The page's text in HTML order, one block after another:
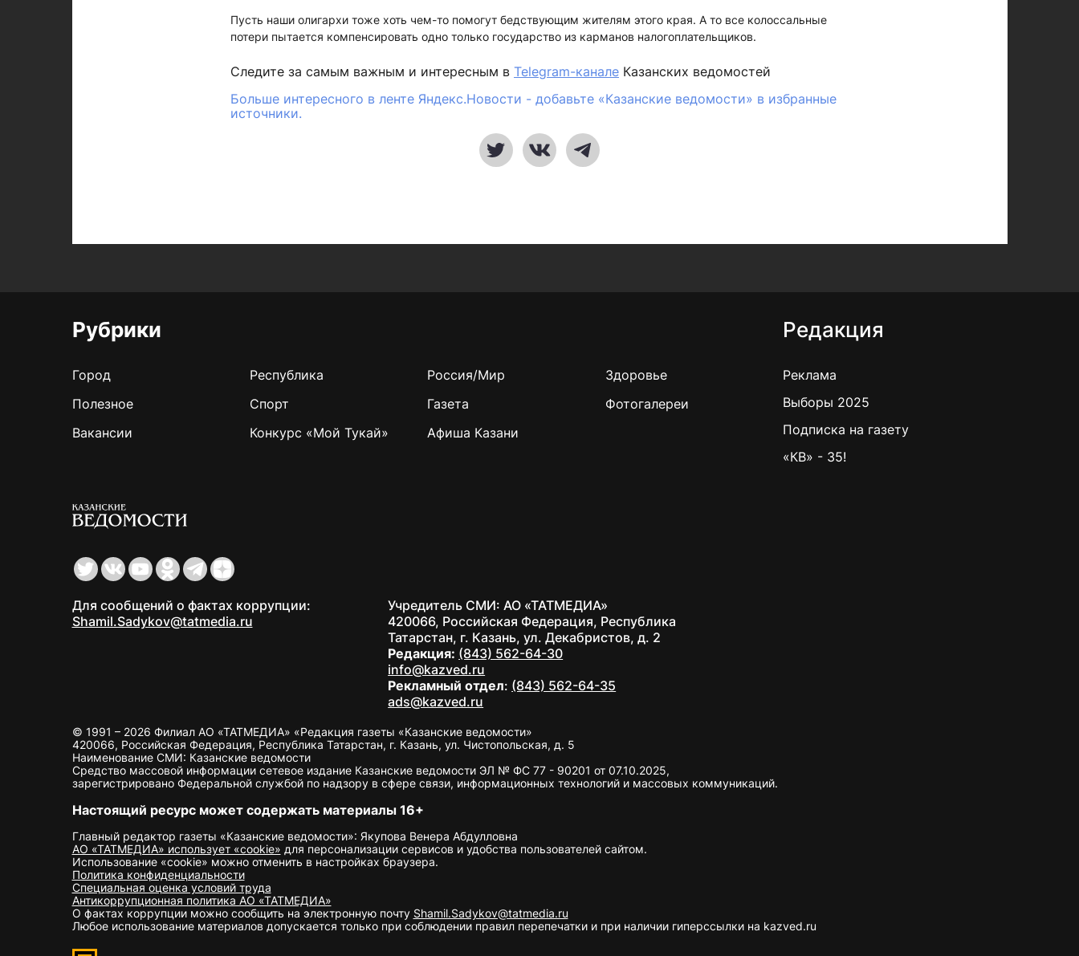
Пусть наши олигархи тоже хоть чем-то помогут бедствующим жителям этого края. А то все колоссальные
потери пытается компенсировать одно только государство из карманов налогоплательщиков.
Следите за самым важным и интересным в Telegram-канале Казанских ведомостей
Больше интересного в ленте Яндекс.Новости - добавьте «Казанские ведомости» в избранные
источники.
Рубрики
Город Республика Россия/Мир
Здоровье
Полезное
Спорт Газета
Фотогалереи
Вакансии
Конкурс «Мой Тукай» Афиша Казани
Редакция
Реклама
Выборы 2025
Подписка на газету
«КВ» - 35!
Для сообщений о фактах коррупции:
Shamil.Sadykov@tatmedia.ru
Учредитель СМИ: АО «ТАТМЕДИА»
420066, Российская Федерация, Республика
Татарстан, г. Казань, ул. Декабристов, д. 2
Редакция: (843) 562-64-30
info@kazved.ru
Рекламный отдел: (843) 562-64-35
ads@kazved.ru
© 1991 – 2026 Филиал АО «ТАТМЕДИА» «Редакция газеты «Казанские ведомости»
420066, Российская Федерация, Республика Татарстан, г. Казань, ул. Чистопольская, д. 5
Наименование СМИ: Казанские ведомости
Средство массовой информации сетевое издание Казанские ведомости ЭЛ № ФС 77 - 90201 от 07.10.2025,
зарегистрировано Федеральной службой по надзору в сфере связи, информационных технологий и массовых коммуникаций.
Настоящий ресурс может содержать материалы 16+
Главный редактор газеты «Казанские ведомости»: Якупова Венера Абдулловна
АО «ТАТМЕДИА» использует «cookie» для персонализации сервисов и удобства пользователей сайтом.
Использование «cookie» можно отменить в настройках браузера.
Политика конфиденциальности
Специальная оценка условий труда
Антикоррупционная политика АО «ТАТМЕДИА»
О фактах коррупции можно сообщить на электронную почту Shamil.Sadykov@tatmedia.ru
Любое использование материалов допускается только при соблюдении правил перепечатки и при наличии гиперссылки на kazved.ru